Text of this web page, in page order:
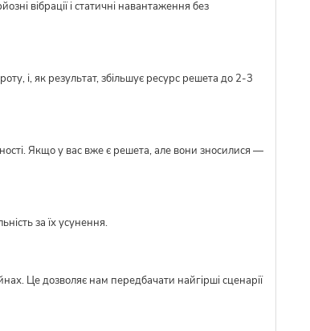
вібрації і статичні навантаження без
і, як результат, збільшує ресурс решета до 2-3
Якщо у вас вже є решета, але вони зносилися —
за їх усунення.
Це дозволяє нам передбачати найгірші сценарії